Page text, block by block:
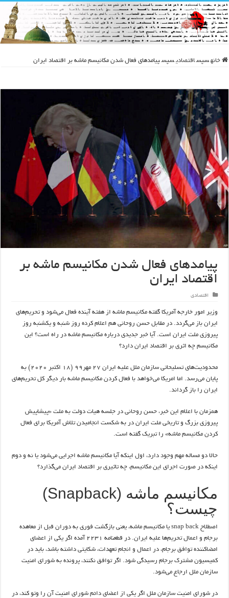
خانه سپس اقتصادی سپس پیامدهای فعال شدن مکانیسم ماشه بر اقتصاد ایران
پیامدهای فعال شدن مکانیسم ماشه بر
اقتصاد ایران
اقتصادی
وزیر امور خارجه آمریکا گفته مکانیسم ماشه از هفته آینده فعال می‌شود و تحریم‌های
ایران باز می‌گردد. در مقابل حسن روحانی هم اعلام کرده روز شنبه و یکشنبه روز
پیروزی ملت ایران است. آیا خبر جدیدی درباره مکانیسم ماشه در راه است؟ این
مکانیسم چه اثری بر اقتصاد ایران دارد؟
محدودیت‌های تسلیحاتی سازمان ملل علیه ایران ۲۷ مهر۹۹ (۱۸ اکتبر ۲۰۲۰) به
پایان می‌رسد. اما امریکا می‌خواهد با فعال کردن مکانیسم ماشه بار دیگر کل تحریم‌های
ایران را باز گرداند.
همزمان با اعلام این خبر، حسن روحانی در جلسه هیات دولت به ملت «پیشاپیش
پیروزی بزرگ و تاریخی ملت ایران در به شکست انجامیدن تلاش آمریکا برای فعال
کردن مکانیسم ماشه» را تبریک گفته است.
حالا دو مساله مهم وجود دارد، اول اینکه آیا مکانیسم ماشه اجرایی می‌شود یا نه و دوم
اینکه در صورت اجرای این مکانیسم، چه تاثیری بر اقتصاد ایران می‌گذارد؟
مکانیسم ماشه (Snapback)
چیست؟
اصطلاح snap back یا مکانیسم ماشه، یعنی بازگشت فوری به دوران قبل از معاهده
برجام و اعمال تحریم‌ها علیه ایران. در قطعنامه ۲۲۳۱ آمده اگر یکی از اعضای
امضا‌کننده توافق برجام، در اعمال و انجام تعهدات، شکایتی داشته باشد، باید در
کمیسیون مشترک برجام رسیدگی شود. اگر توافق نکنند، پرونده به شورای امنیت
سازمان ملل ارجاع می‌شود.
در شورای امنیت سازمان ملل اگر یکی از اعضای دائم شورای امنیت آن را وتو کند، در